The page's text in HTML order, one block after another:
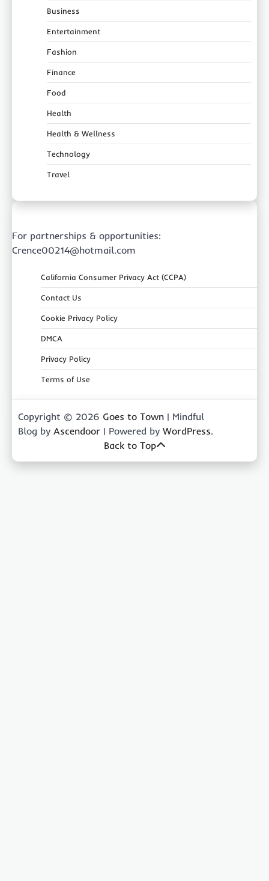
Business
Entertainment
Fashion
Finance
Food
Health
Health & Wellness
Technology
Travel
For partnerships & opportunities:
Crence00214@hotmail.com
California Consumer Privacy Act (CCPA)
Contact Us
Cookie Privacy Policy
DMCA
Privacy Policy
Terms of Use
Copyright © 2026 Goes to Town | Mindful
Blog by Ascendoor | Powered by WordPress.
Back to Top